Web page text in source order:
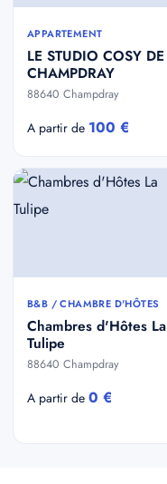
APPARTEMENT
LE STUDIO COSY DE
CHAMPDRAY
88640 Champdray
A partir de 100 €
B&B / CHAMBRE D'HÔTES
Chambres d'Hôtes La
Tulipe
88640 Champdray
A partir de 0 €